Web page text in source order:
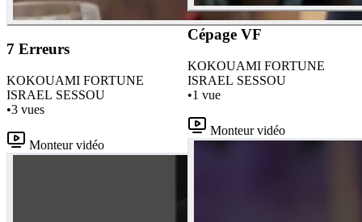
7 Erreurs
KOKOUAMI FORTUNE
ISRAEL SESSOU
•3 vues
Monteur vidéo
Cépage VF
KOKOUAMI FORTUNE
ISRAEL SESSOU
•1 vue
Monteur vidéo